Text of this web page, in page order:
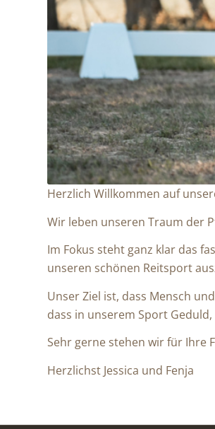
Herzlich Willkommen auf
Wir leben unseren Traum der
Im Fokus steht ganz klar das
unseren schönen Reitsport
Unser Ziel ist, dass Mensch
dass in unserem Sport
Sehr gerne stehen wir für Ihre
Herzlichst Jessica und Fenja